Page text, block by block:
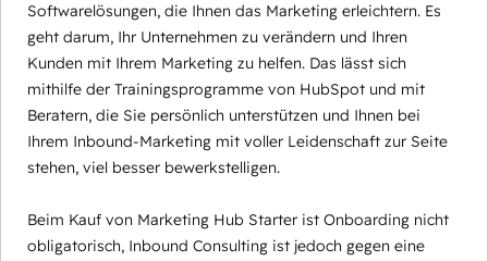
Softwarelösungen, die Ihnen das Marketing erleichtern. Es
geht darum, Ihr Unternehmen zu verändern und Ihren
Kunden mit Ihrem Marketing zu helfen. Das lässt sich
mithilfe der Trainingsprogramme von HubSpot und mit
Beratern, die Sie persönlich unterstützen und Ihnen bei
Ihrem Inbound-Marketing mit voller Leidenschaft zur Seite
stehen, viel besser bewerkstelligen.
Beim Kauf von Marketing Hub Starter ist Onboarding nicht
obligatorisch, Inbound Consulting ist jedoch gegen eine